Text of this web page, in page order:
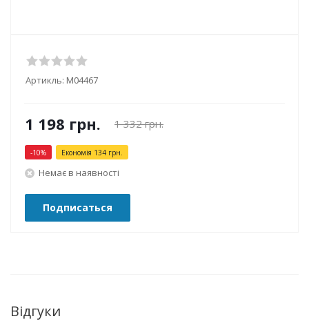
Артикль: М04467
1 198 грн. 1 332грн.
-10% Економія 134 грн.
Немає в наявності
Подписаться
Відгуки